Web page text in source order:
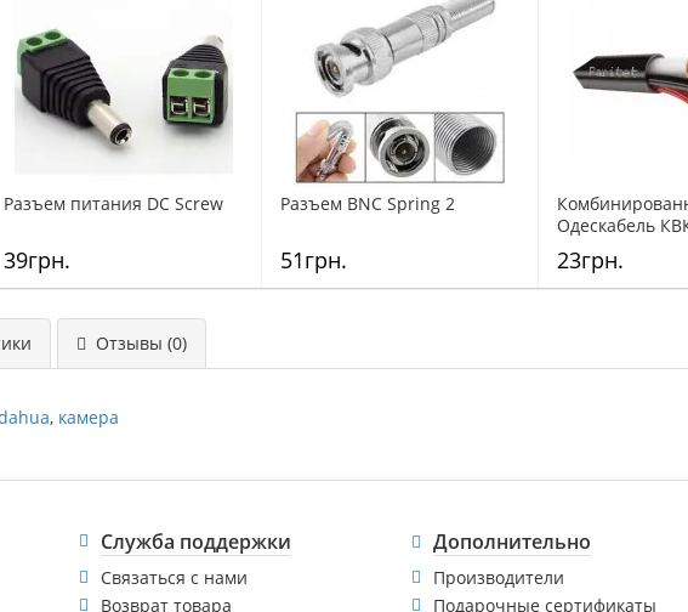
Разъем питания DC Screw
39грн.
Разъем BNC Spring 2
51грн.
Одескабель
23грн.
Отзывы (0)
, камера
Служба поддержки
Связаться с нами
Возврат товара
Дополнительно
Производители
Подарочные сертификаты